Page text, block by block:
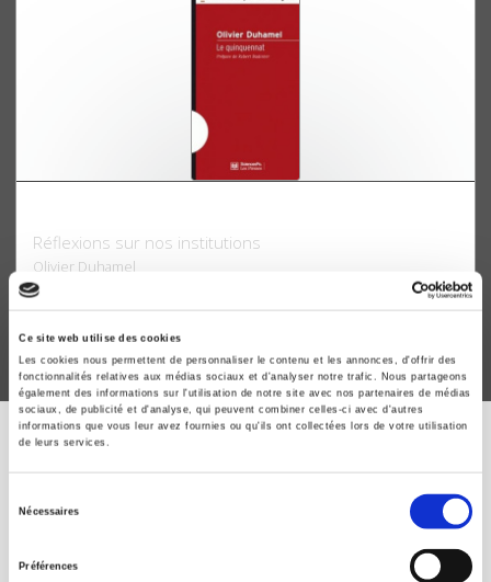
Ce site web utilise des cookies
Les cookies nous permettent de personnaliser le contenu et les annonces, d'offrir des
fonctionnalités relatives aux médias sociaux et d'analyser notre trafic. Nous partageons
également des informations sur l'utilisation de notre site avec nos partenaires de médias
sociaux, de publicité et d'analyse, qui peuvent combiner celles-ci avec d'autres
informations que vous leur avez fournies ou qu'ils ont collectées lors de votre utilisation
de leurs services.
Nécessaires
Préférences
Réflexions sur nos institutions
Olivier Duhamel
Robert Badinter
ÉVÉNEMENTS PRÉCÉDENTS